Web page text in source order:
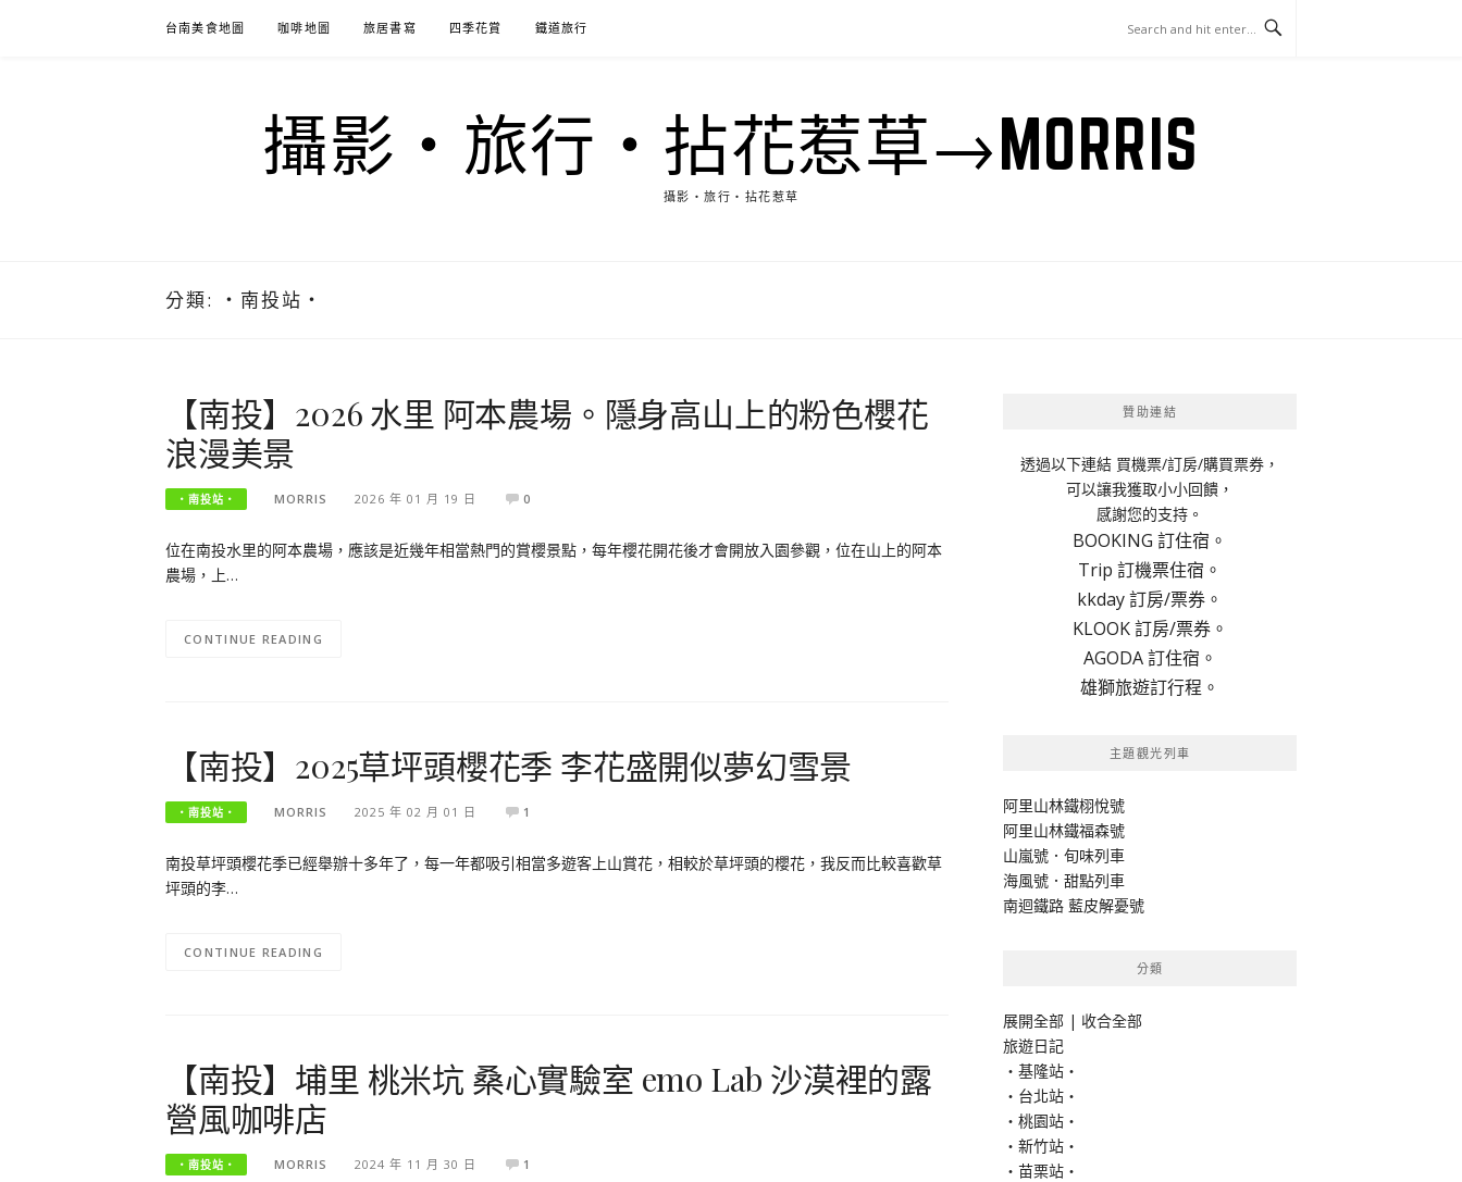
台南美食地圖 咖啡地圖 旅居書寫 四季花賞 鐵道旅行
攝影‧旅行‧拈花惹草→MORRIS
攝影‧旅行‧拈花惹草
分類: ‧南投站‧
【南投】2026 水里 阿本農場。隱身高山上的粉色櫻花
浪漫美景
‧南投站‧ MORRIS 2026 年 01 月 19 日 0
位在南投水里的阿本農場，應該是近幾年相當熱門的賞櫻景點，每年櫻花開花後才會開放入園參觀，位在山上的阿本
農場，上…
CONTINUE READING
【南投】2025草坪頭櫻花季 李花盛開似夢幻雪景
‧南投站‧ MORRIS 2025 年 02 月 01 日 1
南投草坪頭櫻花季已經舉辦十多年了，每一年都吸引相當多遊客上山賞花，相較於草坪頭的櫻花，我反而比較喜歡草
坪頭的李…
CONTINUE READING
【南投】埔里 桃米坑 桑心實驗室 emo Lab 沙漠裡的露
營風咖啡店
‧南投站‧ MORRIS 2024 年 11 月 30 日 1
贊助連結
透過以下連結 買機票/訂房/購買票券，
可以讓我獲取小小回饋，
感謝您的支持。
BOOKING 訂住宿。
Trip 訂機票住宿。
kkday 訂房/票券。
KLOOK 訂房/票券。
AGODA 訂住宿。
雄獅旅遊訂行程。
主題觀光列車
阿里山林鐵栩悅號
阿里山林鐵福森號
山嵐號．旬味列車
海風號．甜點列車
南迴鐵路 藍皮解憂號
分類
展開全部 | 收合全部
旅遊日記
‧基隆站‧
‧台北站‧
‧桃園站‧
‧新竹站‧
‧苗栗站‧